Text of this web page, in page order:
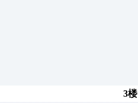
3楼